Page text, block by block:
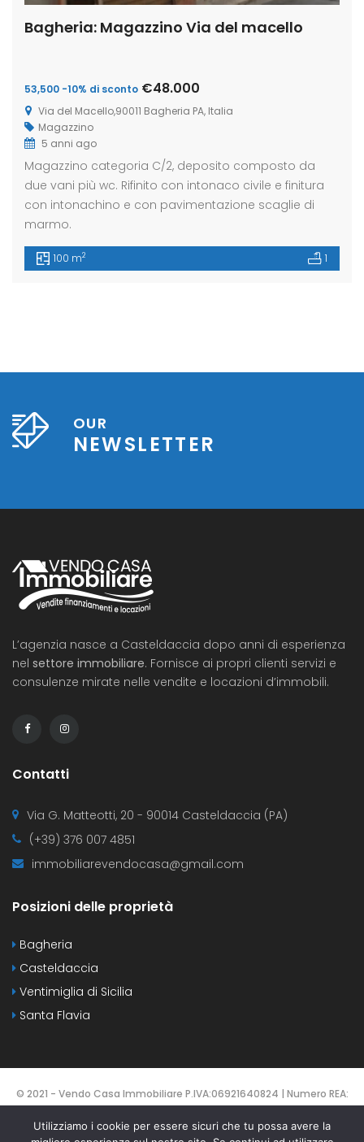
Bagheria: Magazzino Via del macello
53,500 -10% di sconto €48.000
Via del Macello,90011 Bagheria PA, Italia
Magazzino
5 anni ago
Magazzino categoria C/2, deposito composto da
due vani più wc. Rifinito con intonaco civile e finitura
con intonachino e con pavimentazione scaglie di
marmo.
100 m2 1
OUR
NEWSLETTER
L’agenzia nasce a Casteldaccia dopo anni di esperienza
nel settore immobiliare. Fornisce ai propri clienti servizi e
consulenze mirate nelle vendite e locazioni d’immobili.
Contatti
Via G. Matteotti, 20 - 90014 Casteldaccia (PA)
(+39) 376 007 4851
immobiliarevendocasa@gmail.com
Posizioni delle proprietà
Bagheria
Casteldaccia
Ventimiglia di Sicilia
Santa Flavia
© 2021 - Vendo Casa Immobiliare P.IVA:06921640824 | Numero REA:
PA-425137 | DESIGNED BYWebvox.it
Utilizziamo i cookie per essere sicuri che tu possa avere la